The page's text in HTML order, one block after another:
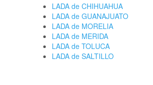
LADA de CHIHUAHUA
LADA de GUANAJUATO
LADA de MORELIA
LADA de MERIDA
LADA de TOLUCA
LADA de SALTILLO